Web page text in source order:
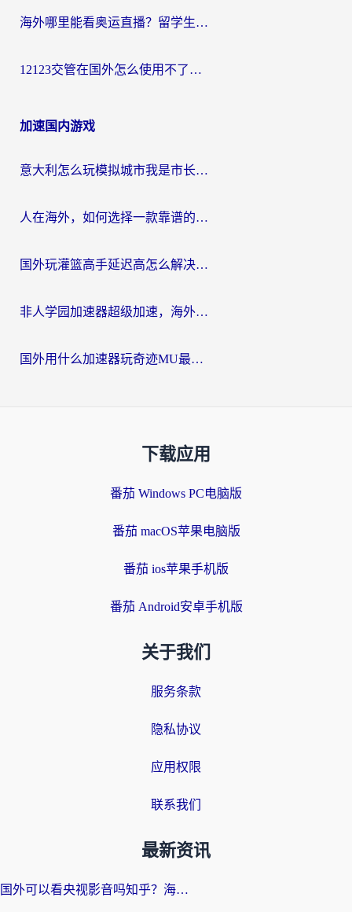
海外哪里能看奥运直播？留学生&海外华人必看的体育赛事观赛终极指南
12123交管在国外怎么使用不了？海外华人必看的无缝访问国内资源指南
加速国内游戏
意大利怎么玩模拟城市我是市长？海外党国服游戏加速终极攻略（附三国3量子特攻解决办法）
人在海外，如何选择一款靠谱的玩剑灵2加速器？
国外玩灌篮高手延迟高怎么解决？海外玩家国服游戏加速终极指南
非人学园加速器超级加速，海外玩家重返国服的通行证
国外用什么加速器玩奇迹MU最好？2026海外玩家国服游戏加速全攻略
下载应用
番茄 Windows PC电脑版
番茄 macOS苹果电脑版
番茄 ios苹果手机版
番茄 Android安卓手机版
关于我们
服务条款
隐私协议
应用权限
联系我们
最新资讯
国外可以看央视影音吗知乎？海外党亲测有效的回国加速方案